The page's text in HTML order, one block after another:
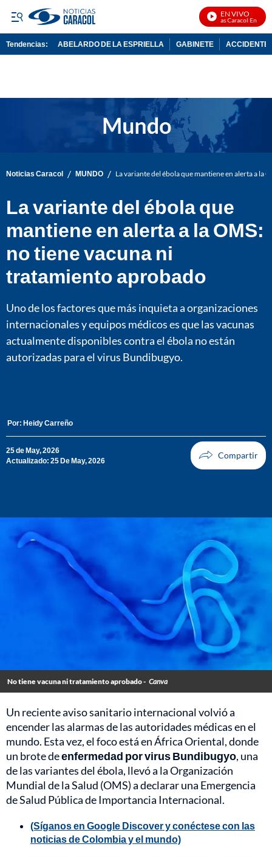
EN VIVO
Noticias Caracol En Vivo
Tendencias: ABELARDO DE LA ESPRIELLA GABINETE ACCIDENTE
Noticias Caracol / MUNDO / La variante del ébola que mantiene en alerta a la
La variante del ébola que
mantiene en alerta a la OMS:
no tiene vacuna ni
tratamiento aprobado
Uno de los factores que más inquieta a organizaciones
internacionales y equipos médicos es que las vacunas
actualmente disponibles contra el ébola no están
autorizadas para el virus Bundibugyo.
Por: Heidy Carreño
25 de May, 2026
Actualizado: 25 De May, 2026
No tiene vacuna ni tratamiento aprobado - Canva
Un reciente aviso sanitario internacional volvió a
encender las alarmas de las autoridades médicas en el
mundo. Esta vez, el foco está en África Oriental, donde
un brote deenfermedad por virus Bundibugyo, una
de las variantes del ébola, llevó a la Organización
Mundial de la Salud (OMS) a declarar una Emergencia
de Salud Pública de Importancia Internacional.
(Síganos en Google Discover y conéctese con las
noticias de Colombia y el mundo)